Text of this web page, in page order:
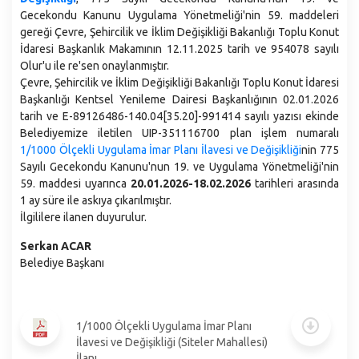
Kardeş Şehirler
Stratejik Planlar
Faaliyet Raporları
Performans Programları
Belediye Bütçesi
İç Kontrol Uyum Eylem Planı
Yönetmelikler
Belediye Birimleri
Başkan Yardımcılıkları
Afet İşleri ve Risk Yönetimi Müdürlüğü
Bilgi İşlem Müdürlüğü
Destek Hizmetler Müdürlüğü
Gastronomi
Nüfus ve Demografi
İdari ve Sosyal Durum
Coğrafyası
Eğitim
Kültür
Sağlık
Ekonomi
Mahallelerimiz
Aliağa Devlet Hastanesi
Kütüphaneler
Aliağa Spor ve Yaşam Merkezi
Aliağa Gençlik Merkezi
Muhtarlıklarımız
Nikah İşlemleri
Sıfır Atık
Sosyal Market
Çöp Ekspres
Milletin Ekibi
Kültür Gezileri ve Şehitlik Ziyaretleri
Aliağa Sanat Evi (ASEV)
Gecekondu Kanunu Uygulama Yönetmeliği'nin 59. maddeleri
gereği Çevre, Şehircilik ve İklim Değişikliği Bakanlığı Toplu Konut
İdaresi Başkanlık Makamının 12.11.2025 tarih ve 954078 sayılı
Olur'u ile re'sen onaylanmıştır.
Çevre, Şehircilik ve İklim Değişikliği Bakanlığı Toplu Konut İdaresi
Başkanlığı Kentsel Yenileme Dairesi Başkanlığının 02.01.2026
tarih ve E-89126486-140.04[35.20]-991414 sayılı yazısı ekinde
Belediyemize iletilen UIP-351116700 plan işlem numaralı
1/1000 Ölçekli Uygulama İmar Planı İlavesi ve Değişikliğinin 775
Sayılı Gecekondu Kanunu'nun 19. ve Uygulama Yönetmeliği'nin
59. maddesi uyarınca 20.01.2026-18.02.2026 tarihleri arasında
1 ay süre ile askıya çıkarılmıştır.
İlgililere ilanen duyurulur.
Serkan ACAR
Belediye Başkanı
1/1000 Ölçekli Uygulama İmar Planı
İlavesi ve Değişikliği (Siteler Mahallesi)